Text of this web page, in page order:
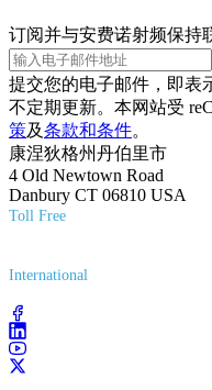
订阅并与安费诺射频保持
提交您的电子邮件，即表
不定期更新。本网站受
策及条款和条件。
康涅狄格州丹伯里市
4 Old Newtown Road
Danbury CT 06810 USA
Toll Free
International